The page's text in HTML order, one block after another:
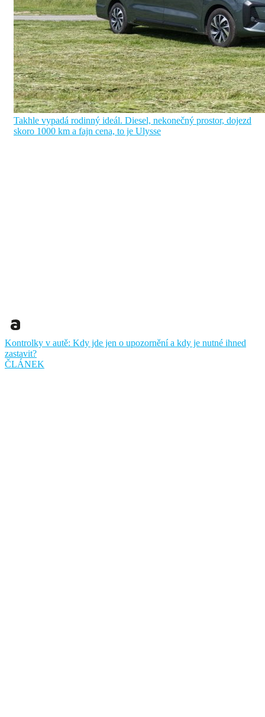
Takhle vypadá rodinný ideál. Diesel, nekonečný prostor, dojezd
skoro 1000 km a fajn cena, to je Ulysse
Kontrolky v autě: Kdy jde jen o upozornění a kdy je nutné ihned
zastavit?
ČLÁNEK